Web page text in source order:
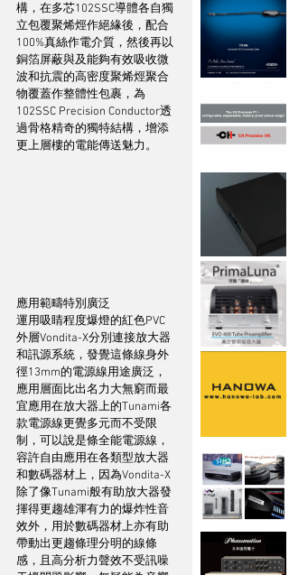
構，在多芯102SSC導體各自獨
立包覆聚烯烴作絕緣後，配合
100%真絲作電介質，然後再以
銅箔屏蔽與及能夠有效吸收微
波和抗震的高密度聚烯烴聚合
物覆蓋作整體性包裹，為
102SSC Precision Conductor透
過骨格精奇的獨特結構，增添
更上層樓的電能傳送魅力。
應用範疇特別廣泛
運用吸睛程度爆燈的紅色PVC
外層Vondita-X分別連接放大器
和訊源系統，發覺這條線身外
徑13mm的電源線用途廣泛，
應用層面比出名力大無窮而最
宜應用在放大器上的Tunami各
款電源線更覺多元而不受限
制，可以說是條全能電源線，
容許自由應用在各類型放大器
和數碼器材上，因為Vondita-X
除了像Tunami般有助放大器發
揮得更趨雄渾有力的爆炸性音
效外，用於數碼器材上亦有助
帶動出更趨條理分明的線條
感，且高分析力聲效不受訊噪